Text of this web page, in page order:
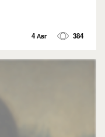
4 Авг 384